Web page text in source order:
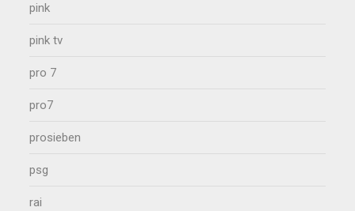
pink
pink tv
pro 7
pro7
prosieben
psg
rai